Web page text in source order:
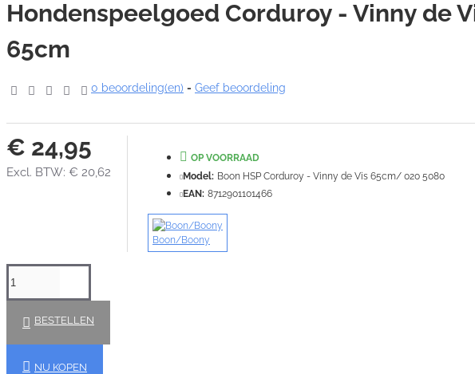
Hondenspeelgoed Corduroy - Vinny de
65cm
0 beoordeling(en) - Geef beoordeling
€ 24,95
Excl. BTW: € 20,62
OP VOORRAAD
Model: Boon HSP Corduroy - Vinny de Vis 65cm/ 020 5080
EAN: 8712901101466
Boon/Boony
BESTELLEN
NU KOPEN